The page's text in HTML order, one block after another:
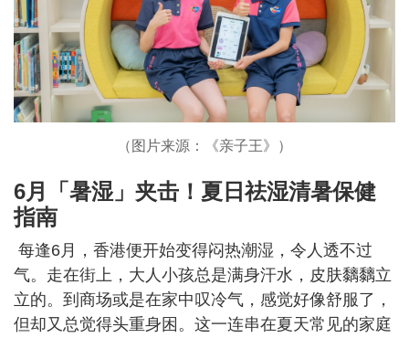
（图片来源：《亲子王》）
6月「暑湿」夹击！夏日祛湿清暑保健
指南
每逢6月，香港便开始变得闷热潮湿，令人透不过
气。走在街上，大人小孩总是满身汗水，皮肤黐黐立
立的。到商场或是在家中叹冷气，感觉好像舒服了，
但却又总觉得头重身困。这一连串在夏天常见的家庭